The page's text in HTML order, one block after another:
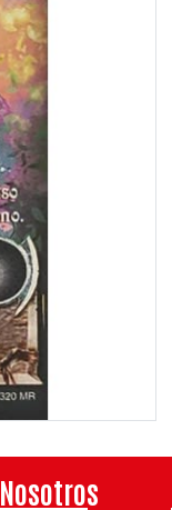
Nosotros